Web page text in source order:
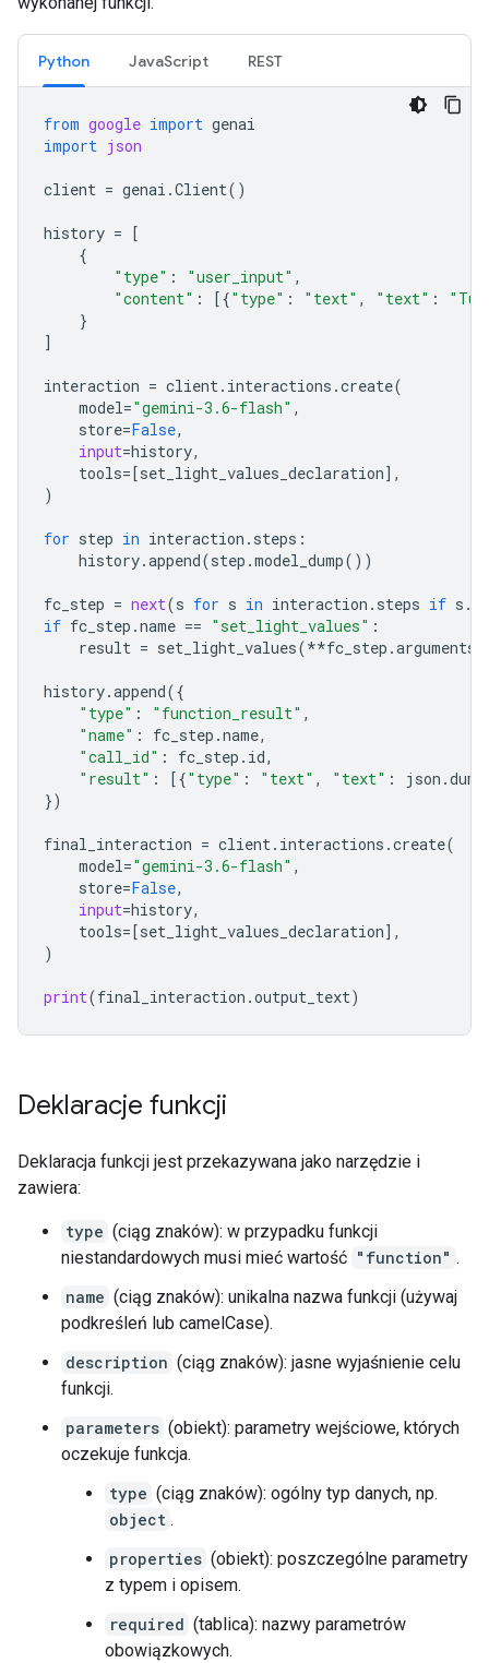
Python JavaScript REST
from google import genai
import json
client = genai .Client()
history =
[
{
"type" : "user_input" ,
"content" : [{"type" : "text" , "text" :
}
]
interaction = client. interactions .create(
model="gemini-3.6-flash" ,
store=False,
input=history,
tools= [set_light_values_declaration],
)
for step in interaction . steps :
history.append(step .model_dump())
fc_step = next(s for s in interaction . steps if s .
if fc_step .name == "set_light_values" :
result = set_light_values(**fc_step .arguments
history.append({
"type" : "function_result" ,
"name" : fc_step .name,
"call_id" : fc_step . id,
"result" : [{"type" : "text" , "text" : json .
})
final_interaction = client. interactions .create(
model="gemini-3.6-flash" ,
store=False,
input=history,
tools= [set_light_values_declaration],
)
print(final_interaction .output_text)
Deklaracje funkcji
Deklaracja funkcji jest przekazywana jako narzędzie i
zawiera:
type (ciąg znaków): w przypadku funkcji
niestandardowych musi mieć wartość "function" .
name (ciąg znaków): unikalna nazwa funkcji (używaj
podkreśleń lub camelCase).
description (ciąg znaków): jasne wyjaśnienie celu
funkcji.
parameters (obiekt): parametry wejściowe, których
oczekuje funkcja.
type (ciąg znaków): ogólny typ danych, np.
object .
properties (obiekt): poszczególne parametry
z typem i opisem.
required (tablica): nazwy parametrów
obowiązkowych.